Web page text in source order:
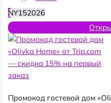
NY152026
Промокод гостевой дом